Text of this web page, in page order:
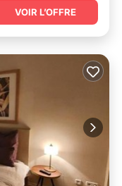
VOIR L’OFFRE